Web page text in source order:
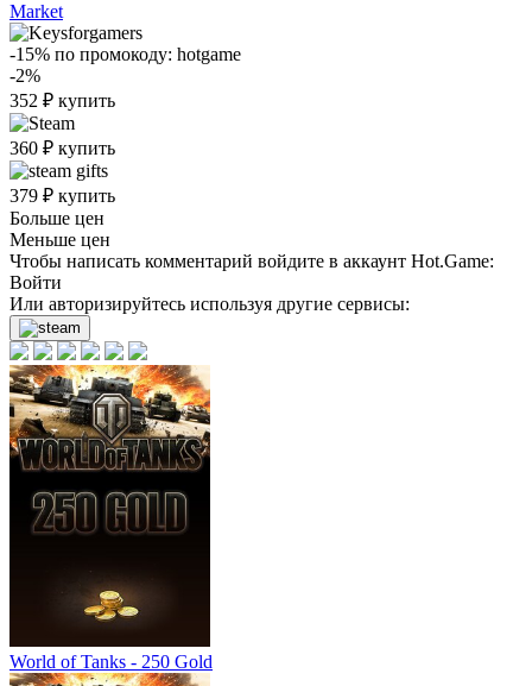
Market
-15% по промокоду: hotgame
-2%
352 ₽ купить
360 ₽ купить
379 ₽ купить
Больше цен
Меньше цен
Чтобы написать комментарий войдите в аккаунт Hot.Game:
Войти
Или авторизируйтесь используя другие сервисы:
World of Tanks - 250 Gold